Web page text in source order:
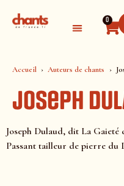
0
Accueil Auteurs de chants
Joseph
Joseph Dulaud, dit La
Passant tailleur de pierre du